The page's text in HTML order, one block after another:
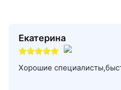
Екатерина
Хорошие